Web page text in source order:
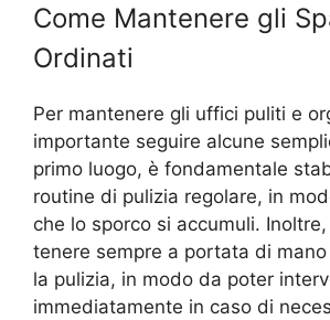
Come Mantenere gli
Ordinati
Per mantenere gli uffici puliti e
importante seguire alcune
primo luogo, è fondamentale
routine di pulizia regolare, in
che lo sporco si accumuli.
tenere sempre a portata di
la pulizia, in modo da poter
immediatamente in caso di